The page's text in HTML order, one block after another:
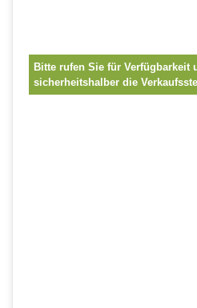
Bitte rufen Sie für Verfügbarkeit
sicherheitshalber die